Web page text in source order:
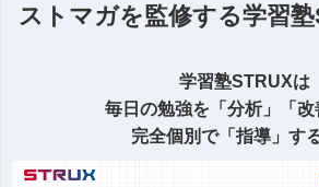
ストマガを監修する学習
学習塾STRUXは
毎日の勉強を「分析」「改
完全個別で「指導」す